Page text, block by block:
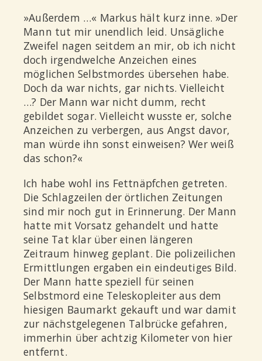
»Außerdem …« Markus hält kurz inne. »Der
Mann tut mir unendlich leid. Unsägliche
Zweifel nagen seitdem an mir, ob ich nicht
doch irgendwelche Anzeichen eines
möglichen Selbstmordes übersehen habe.
Doch da war nichts, gar nichts. Vielleicht
…? Der Mann war nicht dumm, recht
gebildet sogar. Vielleicht wusste er, solche
Anzeichen zu verbergen, aus Angst davor,
man würde ihn sonst einweisen? Wer weiß
das schon?«
Ich habe wohl ins Fettnäpfchen getreten.
Die Schlagzeilen der örtlichen Zeitungen
sind mir noch gut in Erinnerung. Der Mann
hatte mit Vorsatz gehandelt und hatte
seine Tat klar über einen längeren
Zeitraum hinweg geplant. Die polizeilichen
Ermittlungen ergaben ein eindeutiges Bild.
Der Mann hatte speziell für seinen
Selbstmord eine Teleskopleiter aus dem
hiesigen Baumarkt gekauft und war damit
zur nächstgelegenen Talbrücke gefahren,
immerhin über achtzig Kilometer von hier
entfernt.